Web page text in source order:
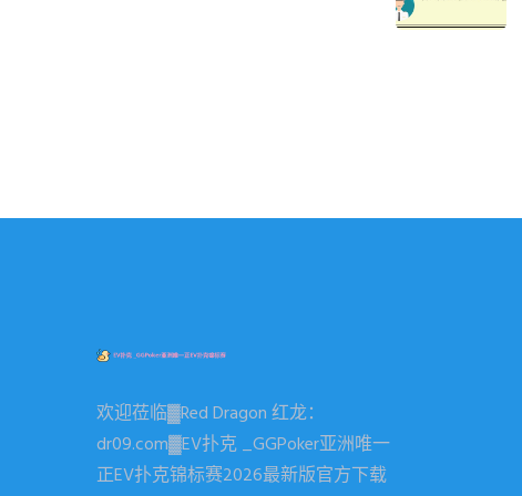
欢迎莅临▓Red Dragon 红龙：
dr09.com▓EV扑克 _GGPoker亚洲唯一
正EV扑克锦标赛2026最新版官方下载